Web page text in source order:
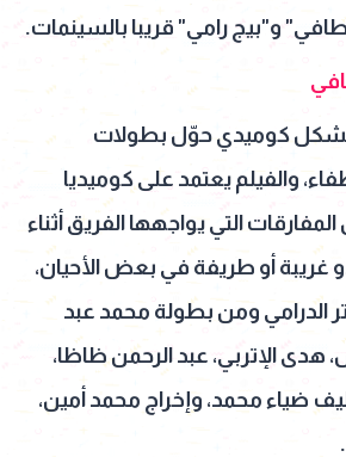
بشكل كوميدي حوّل بطولات
والفيلم يعتمد على كوميديا
التي يواجهها الفريق أثناء
غريبة أو طريفة في بعض الأحيان،
الدرامي ومن بطولة محمد عبد
الإتربي، عبد الرحمن ظاظا،
ضياء محمد، وإخراج محمد أمين،